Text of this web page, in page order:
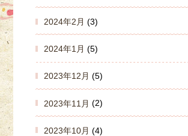
2024年2月 (3)
2024年1月 (5)
2023年12月 (5)
2023年11月 (2)
2023年10月 (4)